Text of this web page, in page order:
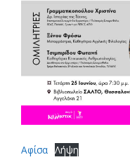
Αφίσα Λήψη